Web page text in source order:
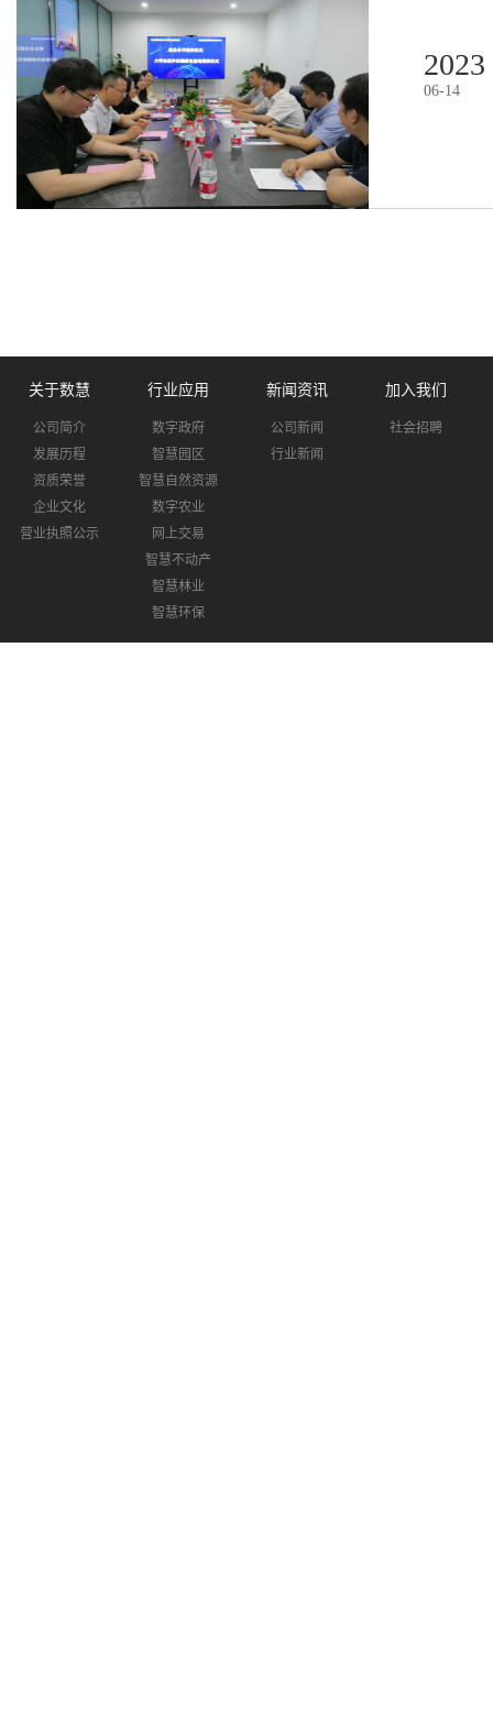
2023
06-14
关于数慧
公司简介
发展历程
资质荣誉
企业文化
营业执照公示
行业应用
数字政府
智慧园区
智慧自然资源
数字农业
网上交易
智慧不动产
智慧林业
智慧环保
新闻资讯
公司新闻
行业新闻
加入我们
社会招聘